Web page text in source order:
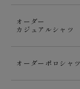
オーダー
カジュアルシャツ
オーダーポロシャツ